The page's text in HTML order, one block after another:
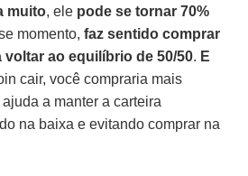
muito, ele pode se tornar 70%
momento,faz sentido comprar
ao equilíbrio de 50/50. E
cair, você compraria mais
a manter a carteira
na baixa e evitando comprar na